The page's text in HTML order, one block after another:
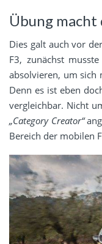
Übung
Dies galt auch vor
F3, zunächst
absolvieren, um sich
Denn es ist eben
vergleichbar. Nicht
„Category Creator“
Bereich der mobilen